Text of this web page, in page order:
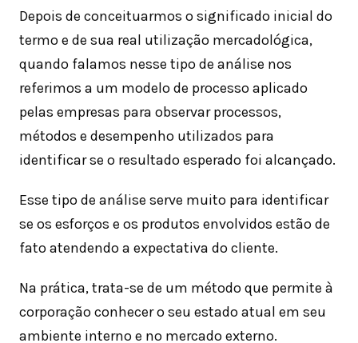
Depois de conceituarmos o significado inicial do
termo e de sua real utilização mercadológica,
quando falamos nesse tipo de análise nos
referimos a um modelo de processo aplicado
pelas empresas para observar processos,
métodos e desempenho utilizados para
identificar se o resultado esperado foi alcançado.
Esse tipo de análise serve muito para identificar
se os esforços e os produtos envolvidos estão de
fato atendendo a expectativa do cliente.
Na prática, trata-se de um método que permite à
corporação conhecer o seu estado atual em seu
ambiente interno e no mercado externo.